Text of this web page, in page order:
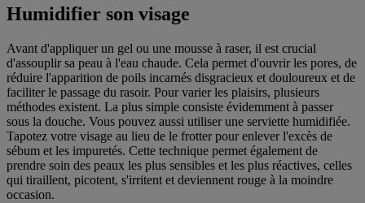
Humidifier son visage
Avant d'appliquer un gel ou une mousse à raser, il est crucial
d'assouplir sa peau à l'eau chaude. Cela permet d'ouvrir les pores, de
réduire l'apparition de poils incarnés disgracieux et douloureux et de
faciliter le passage du rasoir. Pour varier les plaisirs, plusieurs
méthodes existent. La plus simple consiste évidemment à passer
sous la douche. Vous pouvez aussi utiliser une serviette humidifiée.
Tapotez votre visage au lieu de le frotter pour enlever l'excès de
sébum et les impuretés. Cette technique permet également de
prendre soin des peaux les plus sensibles et les plus réactives, celles
qui tiraillent, picotent, s'irritent et deviennent rouge à la moindre
occasion.